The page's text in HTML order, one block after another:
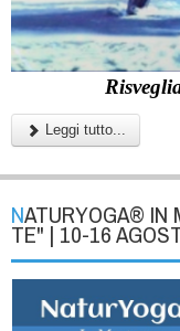
Leggi tutto...
NATURYOGA® IN MONTAGNA "LA MAGIA INIZIA DA
TE" | 10-16